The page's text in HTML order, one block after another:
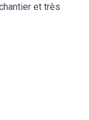
et très